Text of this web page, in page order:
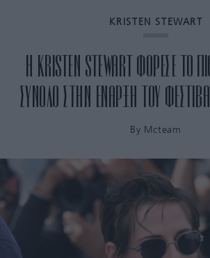
KRISTEN STEWART
Η KRISTEN STEWART ΦΟΡΕΣΕ ΤΟ
ΣΥΝΟΛΟ ΣΤΗΝ ΕΝΑΡΞΗ ΤΟΥ
By Mcteam